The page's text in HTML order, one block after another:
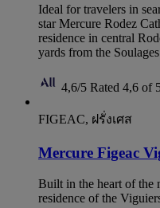
Ideal for travelers in
star Mercure Rodez
residence in central
yards from the
4,6/5 Rated 4,6 of
FIGEAC, ฝรั่งเศส
Mercure Figeac
Built in the heart of the
residence of the